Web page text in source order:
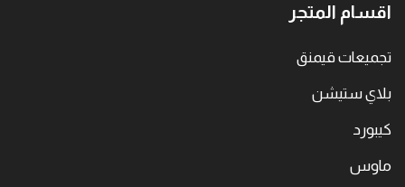
اقسام المتجر
تجميعات قيمنق
بلاي ستيشن
كيبورد
ماوس